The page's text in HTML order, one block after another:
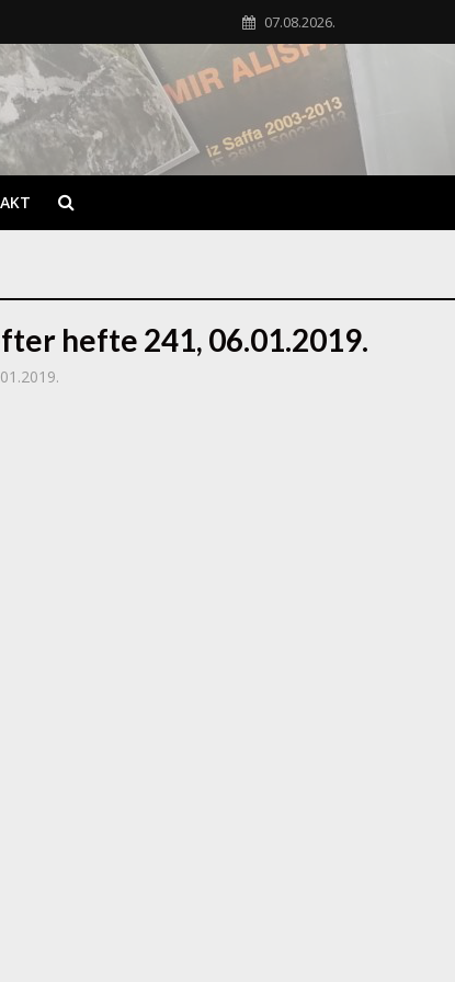
07.08.2026.
hefte 241, 06.01.2019.